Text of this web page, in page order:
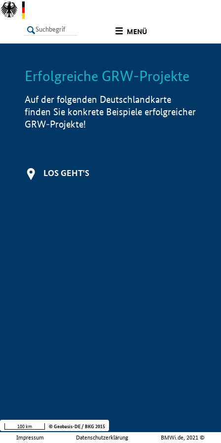
MENÜ
LISTE Info
Erfolgreiche GRW-Projekte
Auf der folgenden Deutschlandkarte
finden Sie konkrete Beispiele erfolgreicher
GRW-Projekte!
LOS GEHT'S
Impressum Datenschutzerklärung BMWi.de, 2021 ©
100 km © Geobasis-DE / BKG 2015